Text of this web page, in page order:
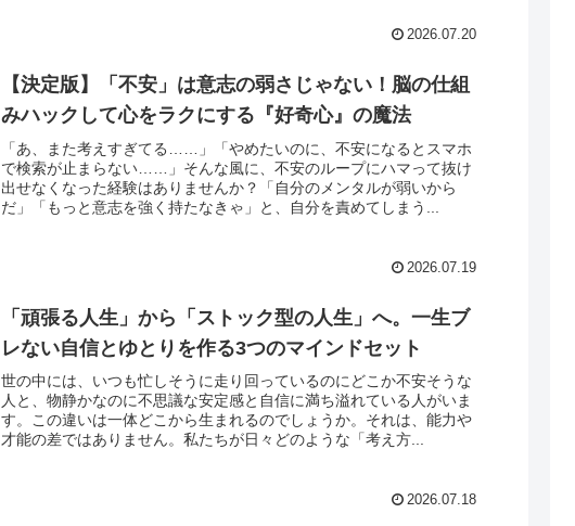
2026.07.20
【決定版】「不安」は意志の弱さじゃない！脳の仕組
みハックして心をラクにする『好奇心』の魔法
「あ、また考えすぎてる……」「やめたいのに、不安になるとスマホ
で検索が止まらない……」そんな風に、不安のループにハマって抜け
出せなくなった経験はありませんか？「自分のメンタルが弱いから
だ」「もっと意志を強く持たなきゃ」と、自分を責めてしまう...
2026.07.19
「頑張る人生」から「ストック型の人生」へ。一生ブ
レない自信とゆとりを作る3つのマインドセット
世の中には、いつも忙しそうに走り回っているのにどこか不安そうな
人と、物静かなのに不思議な安定感と自信に満ち溢れている人がいま
す。この違いは一体どこから生まれるのでしょうか。それは、能力や
才能の差ではありません。私たちが日々どのような「考え方...
2026.07.18